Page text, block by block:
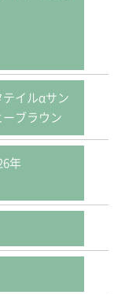
イルαサン
ブラウン
年